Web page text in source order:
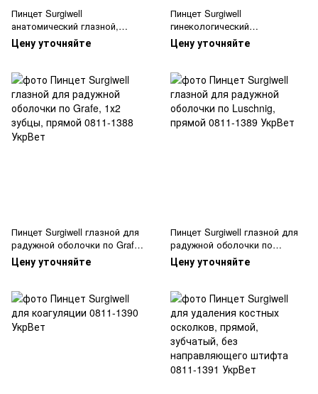
Пинцет Surgiwell
анатомический глазной,
прямой
Цену уточняйте
Пинцет Surgiwell
гинекологический
анатомический
Цену уточняйте
Пинцет Surgiwell глазной для
радужной оболочки по Grafe,
1х2 зубцы, прямой
Цену уточняйте
Пинцет Surgiwell глазной для
радужной оболочки по
Luschnig, прямой
Цену уточняйте